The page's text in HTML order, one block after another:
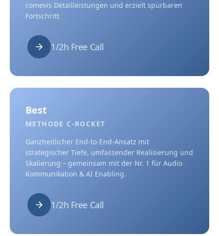
comevis Detailleistungen und erzielt spürbaren
Fortschritt.
1/2h Free Call
Best
METHODE C-ROCKET
Ganzheitlicher End-to-End-Ansatz mit
strategischer Tiefe, umfassender Realisierung und
Skalierung – gemeinsam mit der Nr. 1 für Audio
Kommunikation & AI Enabling.
1/2h Free Call